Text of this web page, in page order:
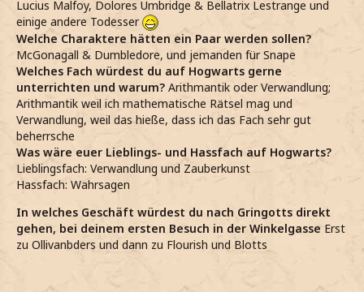
Lucius Malfoy, Dolores Umbridge & Bellatrix Lestrange und
einige andere Todesser
Welche Charaktere hätten ein Paar werden sollen?
McGonagall & Dumbledore, und jemanden für Snape
Welches Fach würdest du auf Hogwarts gerne
unterrichten und warum? Arithmantik oder Verwandlung;
Arithmantik weil ich mathematische Rätsel mag und
Verwandlung, weil das hieße, dass ich das Fach sehr gut
beherrsche
Was wäre euer Lieblings- und Hassfach auf Hogwarts?
Lieblingsfach: Verwandlung und Zauberkunst
Hassfach: Wahrsagen
In welches Geschäft würdest du nach Gringotts direkt
gehen, bei deinem ersten Besuch in der Winkelgasse Erst
zu Ollivanbders und dann zu Flourish und Blotts